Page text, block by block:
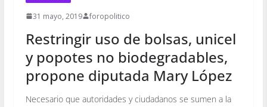
31 mayo, 2019 foropolitico
Restringir uso de bolsas, unicel
y popotes no biodegradables,
propone diputada Mary López
Necesario que autoridades y ciudadanos se sumen a la